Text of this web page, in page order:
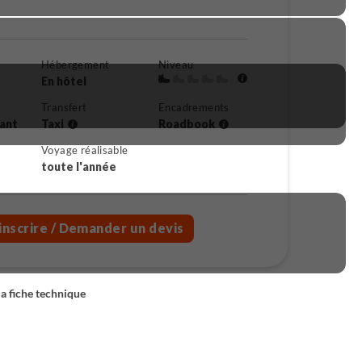
Hébergement
En hôtel
Niveau
Transfert
Taxi
Encadrements
Roadbook
Voyage réalisable
toute l'année
/ Demander un devis
fiche technique